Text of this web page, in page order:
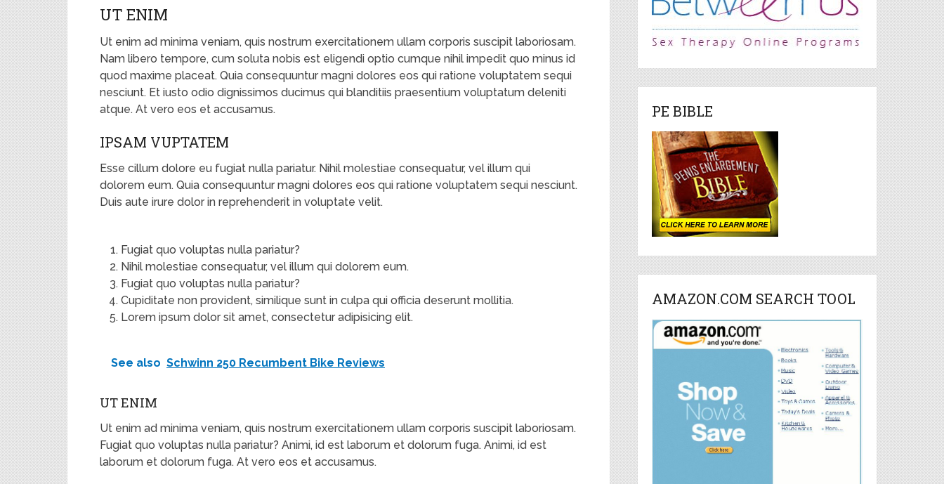
UT ENIM
Ut enim ad minima veniam, quis nostrum exercitationem ullam corporis suscipit laboriosam.
Nam libero tempore, cum soluta nobis est eligendi optio cumque nihil impedit quo minus id
quod maxime placeat. Quia consequuntur magni dolores eos qui ratione voluptatem sequi
nesciunt. Et iusto odio dignissimos ducimus qui blanditiis praesentium voluptatum deleniti
atque. At vero eos et accusamus.
IPSAM VUPTATEM
Esse cillum dolore eu fugiat nulla pariatur. Nihil molestiae consequatur, vel illum qui
dolorem eum. Quia consequuntur magni dolores eos qui ratione voluptatem sequi nesciunt.
Duis aute irure dolor in reprehenderit in voluptate velit.
Fugiat quo voluptas nulla pariatur?
Nihil molestiae consequatur, vel illum qui dolorem eum.
Fugiat quo voluptas nulla pariatur?
Cupiditate non provident, similique sunt in culpa qui officia deserunt mollitia.
Lorem ipsum dolor sit amet, consectetur adipisicing elit.
See also Schwinn 250 Recumbent Bike Reviews
UT ENIM
Ut enim ad minima veniam, quis nostrum exercitationem ullam corporis suscipit laboriosam.
Fugiat quo voluptas nulla pariatur? Animi, id est laborum et dolorum fuga. Animi, id est
laborum et dolorum fuga. At vero eos et accusamus.
PE BIBLE
AMAZON.COM SEARCH TOOL